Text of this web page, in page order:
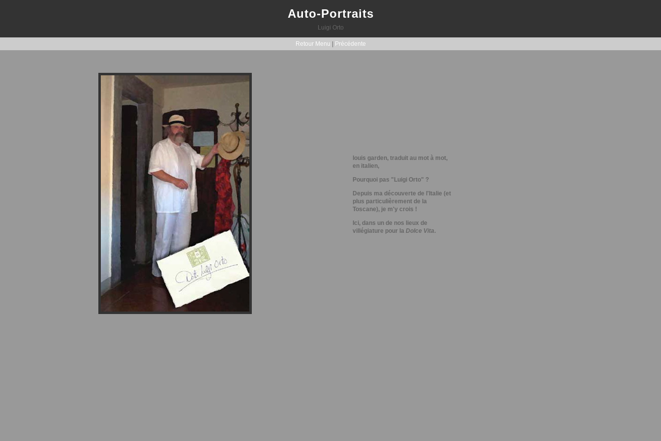
Auto-Portraits
Luigi Orto
Retour Menu Précédente
louis garden, traduit au mot à mot,
en italien,
Pourquoi pas "Luigi Orto" ?
Depuis ma découverte de l'Italie (et
plus particulièrement de la
Toscane), je m'y crois !
Ici, dans un de nos lieux de
villégiature pour la Dolce Vita.